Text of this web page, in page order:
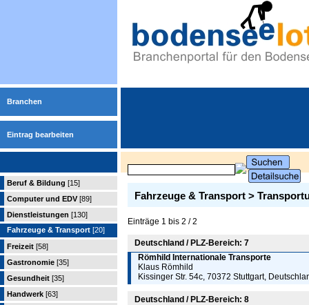
Branchen
Eintrag bearbeiten
Beruf & Bildung [15]
Computer und EDV [89]
Dienstleistungen [130]
Fahrzeuge & Transport [20]
Freizeit [58]
Gastronomie [35]
Gesundheit [35]
Handwerk [63]
Fahrzeuge & Transport >
Einträge 1 bis 2 / 2
Deutschland / PLZ-Bereich: 7
Römhild Internationale Transporte
Klaus Römhild
Kissinger Str. 54c, 70372 Stuttgart,
Deutschland / PLZ-Bereich: 8